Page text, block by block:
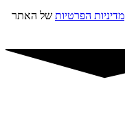
מדיניות הפרטיות של האתר